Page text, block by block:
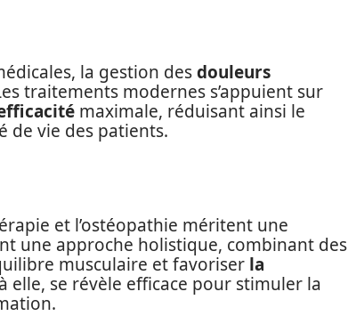
la gestion desdouleurs
traitements modernes s’appuient sur
maximale, réduisant ainsi le
de vie des patients.
et l’ostéopathie méritent une
une approche holistique, combinant des
musculaire et favoriser la
elle, se révèle efficace pour stimuler la